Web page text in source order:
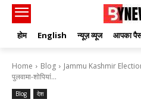
होम English न्यूज़ व्यूज आपका
Home Blog
Jammu Kashmir
पुलवामा-शोपियां...
Blog देश